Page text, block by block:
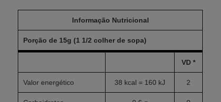
Informação Nutricional
Porção de 15g (1 1/2 colher de sopa)
VD *
Valor energético 38 kcal = 160 kJ 2